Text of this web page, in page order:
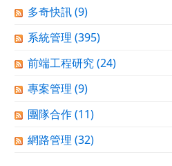
多奇快訊(9)
系統管理 (395)
前端工程研究(24)
專案管理 (9)
團隊合作(11)
網路管理 (32)